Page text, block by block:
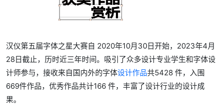
汉仪第五届字体之星大赛自 2020年10月30日开始，2023年4月
28日截止，历时近三年时间。吸引了众多设计专业学生和字体设
计师参与，接收来自国内外的字体设计作品共5428 件，入围
669件作品，优秀作品共计166 件，丰富了设计行业的设计成
果。